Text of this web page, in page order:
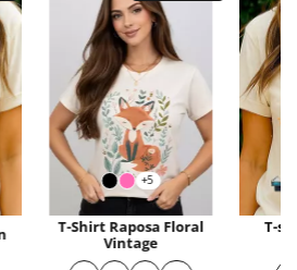
+5
T-Shirt Raposa Floral
Vintage
T-